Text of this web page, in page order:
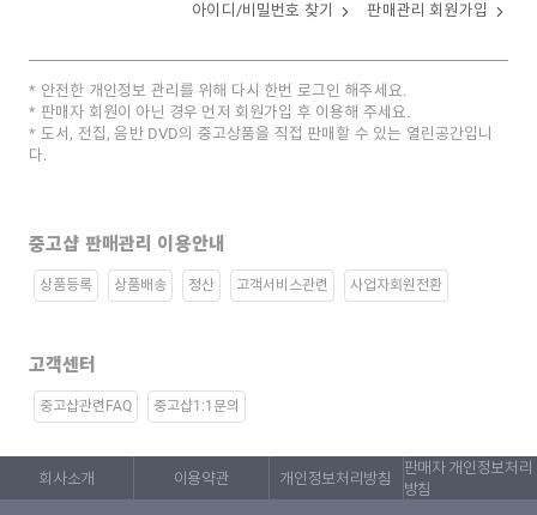
아이디/비밀번호 찾기 판매관리 회원가입
안전한 개인정보 관리를 위해 다시 한번 로그인 해주세요.
판매자 회원이 아닌 경우 먼저 회원가입 후 이용해 주세요.
도서, 전집, 음반 DVD의 중고상품을 직접 판매할 수 있는 열린공간입니
다.
중고샵 판매관리 이용안내
상품등록 상품배송 정산 고객서비스관련 사업자회원전환
고객센터
중고샵관련FAQ 중고샵1:1문의
회사소개 이용약관 개인정보처리방침
판매자 개인정보처리
방침